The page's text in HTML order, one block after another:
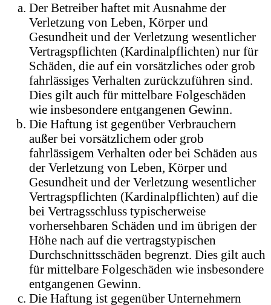
Der Betreiber haftet mit Ausnahme der
Verletzung von Leben, Körper und
Gesundheit und der Verletzung wesentlicher
Vertragspflichten (Kardinalpflichten) nur für
Schäden, die auf ein vorsätzliches oder grob
fahrlässiges Verhalten zurückzuführen sind.
Dies gilt auch für mittelbare Folgeschäden
wie insbesondere entgangenen Gewinn.
Die Haftung ist gegenüber Verbrauchern
außer bei vorsätzlichem oder grob
fahrlässigem Verhalten oder bei Schäden aus
der Verletzung von Leben, Körper und
Gesundheit und der Verletzung wesentlicher
Vertragspflichten (Kardinalpflichten) auf die
bei Vertragsschluss typischerweise
vorhersehbaren Schäden und im übrigen der
Höhe nach auf die vertragstypischen
Durchschnittsschäden begrenzt. Dies gilt auch
für mittelbare Folgeschäden wie insbesondere
entgangenen Gewinn.
Die Haftung ist gegenüber Unternehmern